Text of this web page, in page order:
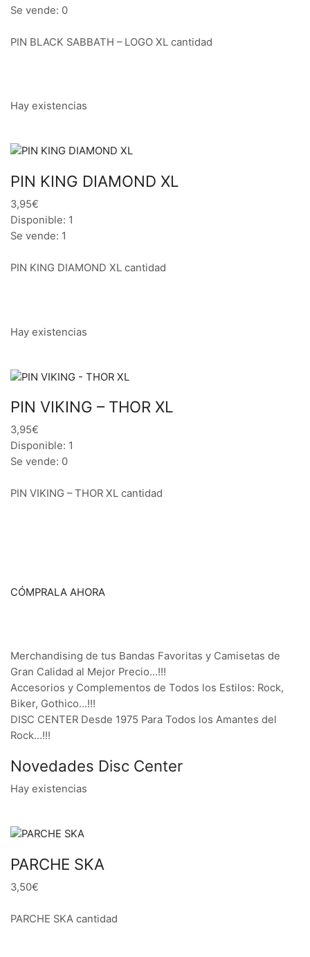
Se vende: 0
PIN BLACK SABBATH – LOGO XL cantidad
Hay existencias
PIN KING DIAMOND XL
3,95€
Disponible: 1
Se vende: 1
PIN KING DIAMOND XL cantidad
Hay existencias
PIN VIKING – THOR XL
3,95€
Disponible: 1
Se vende: 0
PIN VIKING – THOR XL cantidad
CÓMPRALA AHORA
Merchandising de tus Bandas Favoritas y Camisetas de
Gran Calidad al Mejor Precio…!!!
Accesorios y Complementos de Todos los Estilos: Rock,
Biker, Gothico…!!!
DISC CENTER Desde 1975 Para Todos los Amantes del
Rock…!!!
Novedades Disc Center
Hay existencias
PARCHE SKA
3,50€
PARCHE SKA cantidad